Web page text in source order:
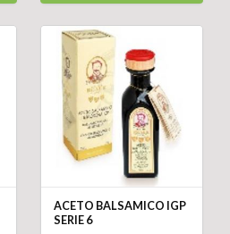
ACETO BALSAMICO IGP
SERIE 6